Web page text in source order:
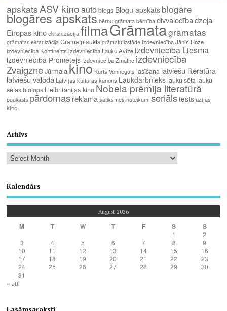
apskats ASV kinoauto blogs Blogu apskats blogāre
blogāres apskats bērnu grāmata bērnība divvalodībadzeja
Eiropas kino ekranizācija filmaGrāmatagrāmatas
grāmatas ekranizācija Grāmatplaukts grāmatu izstāde izdevniecība Jānis Roze
izdevniecība Kontinents izdevniecība Lauku Avīze izdevniecība Liesma
izdevniecība Prometejs Izdevniecība Zinātne izdevniecība
ZvaigzneJūrmala kino Kurts Vonnegūts lasīšana latviešu literatūra
latviešu valoda Latvijas kultūras kanons Laukdarbniekslauku sēta lauku
sētas biotops Lielbritānijas kino Nobela prēmija literatūrā
podkāsts pārdomasreklāma satiksmes noteikumi seriālstests āzijas
kino
Arhīvs
Kalendārs
August 2026
M T W T F S S
1
2
3
4 5 6 7 8
9
10
11 12 13 14 15
16
17
18 19 20 21 22
23
24
25 26 27 28 29
30
31
« Jul